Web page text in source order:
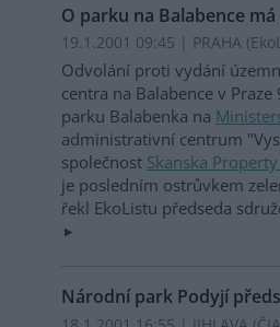
O parku na Balabence
19.1.2001 09:45 | PRAHA
Odvolání proti vydání
centra na Balabence v
parku Balabenka na
administrativní centrum
společnost Skanska Property
je posledním ostrůvkem
řekl EkoListu předseda
Národní park Podyjí